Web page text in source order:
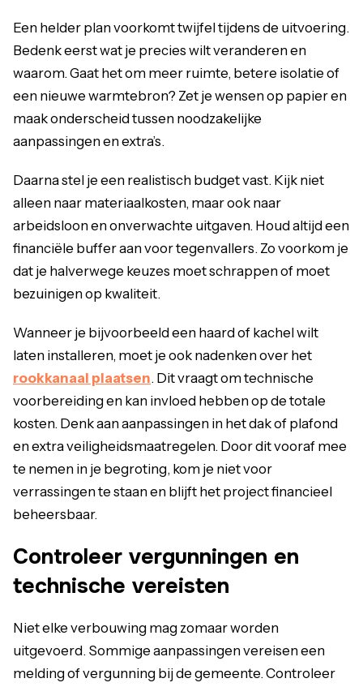
Een helder plan voorkomt twijfel tijdens de uitvoering.
Bedenk eerst wat je precies wilt veranderen en
waarom. Gaat het om meer ruimte, betere isolatie of
een nieuwe warmtebron? Zet je wensen op papier en
maak onderscheid tussen noodzakelijke
aanpassingen en extra’s.
Daarna stel je een realistisch budget vast. Kijk niet
alleen naar materiaalkosten, maar ook naar
arbeidsloon en onverwachte uitgaven. Houd altijd een
financiële buffer aan voor tegenvallers. Zo voorkom je
dat je halverwege keuzes moet schrappen of moet
bezuinigen op kwaliteit.
Wanneer je bijvoorbeeld een haard of kachel wilt
laten installeren, moet je ook nadenken over het
rookkanaal plaatsen. Dit vraagt om technische
voorbereiding en kan invloed hebben op de totale
kosten. Denk aan aanpassingen in het dak of plafond
en extra veiligheidsmaatregelen. Door dit vooraf mee
te nemen in je begroting, kom je niet voor
verrassingen te staan en blijft het project financieel
beheersbaar.
Controleer vergunningen en
technische vereisten
Niet elke verbouwing mag zomaar worden
uitgevoerd. Sommige aanpassingen vereisen een
melding of vergunning bij de gemeente. Controleer